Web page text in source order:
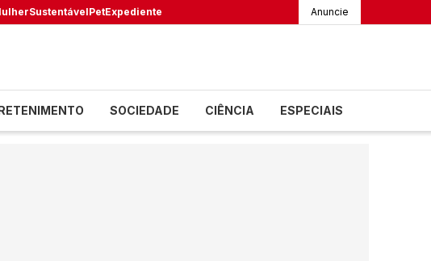
SustentávelPetExpediente Anuncie
SOCIEDADE CIÊNCIA ESPECIAIS